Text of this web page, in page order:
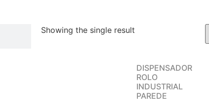
Showing the single result
DISPENSADOR
ROLO
INDUSTRIAL
PAREDE